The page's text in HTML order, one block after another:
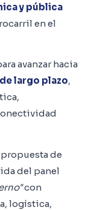
y pública
en el
avanzar hacia
largo plazo,
de
del panel
con
logística,